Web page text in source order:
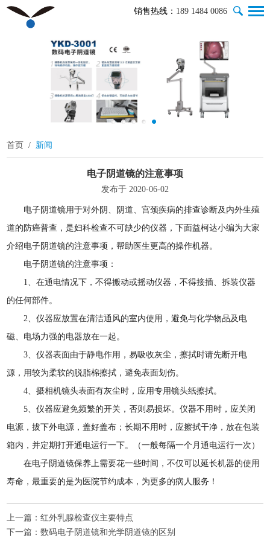
销售热线： 189 1484 0086
首页 / 新闻
电子阴道镜的注意事项
发布于 2020-06-02
电子阴道镜用于对外阴、阴道、宫颈疾病的排查诊断及内外生殖
道的防癌普查，是妇科检查不可缺少的仪器，下面益柯达小编为大家
介绍电子阴道镜的注意事项，帮助医生更高的操作机器。
电子阴道镜的注意事项：
1、在通电情况下，不得搬动或摇动仪器，不得接插、拆装仪器
的任何部件。
2、仪器应放置在清洁通风的室内使用，避免与化学物品及电
磁、电场力强的电器放在一起。
3、仪器表面由于静电作用，易吸收灰尘，擦拭时请先断开电
源，用较为柔软的脱脂棉擦拭，避免表面划伤。
4、摄相机镜头表面有灰尘时，应用专用镜头纸擦拭。
5、仪器应避免频繁的开关，否则易损坏。仪器不用时，应关闭
电源，拔下外电源，盖好盖布；长期不用时，应擦拭干净，放在包装
箱内，并定期打开通电运行一下。（一般每隔一个月通电运行一次）
在电子阴道镜保养上需要花一些时间，不仅可以延长机器的使用
寿命，最重要的是为医院节约成本，为更多的病人服务！
上一篇：红外乳腺检查仪主要特点
下一篇：数码电子阴道镜和光学阴道镜的区别